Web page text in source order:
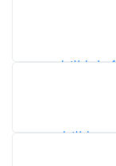
دانلود شیپ فایل بلوک‌های آماری شهر رامجرد | 113 فیلد اطلاعات
و اطلاعات